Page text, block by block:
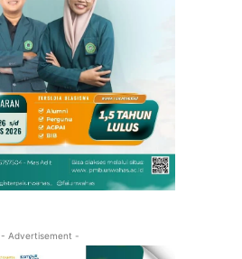
- Advertisement -